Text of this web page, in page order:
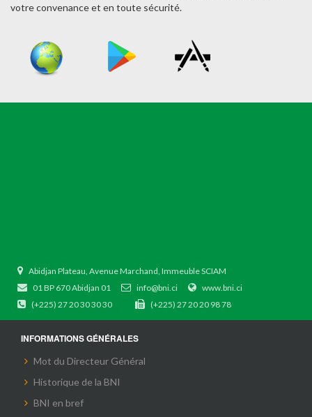
votre convenance et en toute sécurité.
Abidjan Plateau, Avenue Marchand, Immeuble SCIAM
01 BP 670 Abidjan 01
info@bni.ci
www.bni.ci
(+225) 27 20 30 30 30
(+225) 27 20 20 98 78
INFORMATIONS GÉNÉRALES
Mot du Directeur Général
Historique de la BNI
BNI en bref